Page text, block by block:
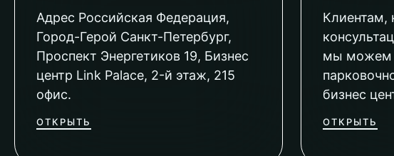
Адрес Российская Федерация,
Город-Герой Санкт-Петербург,
Проспект Энергетиков 19, Бизнес
центр Link Palace, 2-й этаж, 215
офис.
ОТКРЫТЬ
Клиентам,
мы можем
бизнес
ОТКРЫТЬ